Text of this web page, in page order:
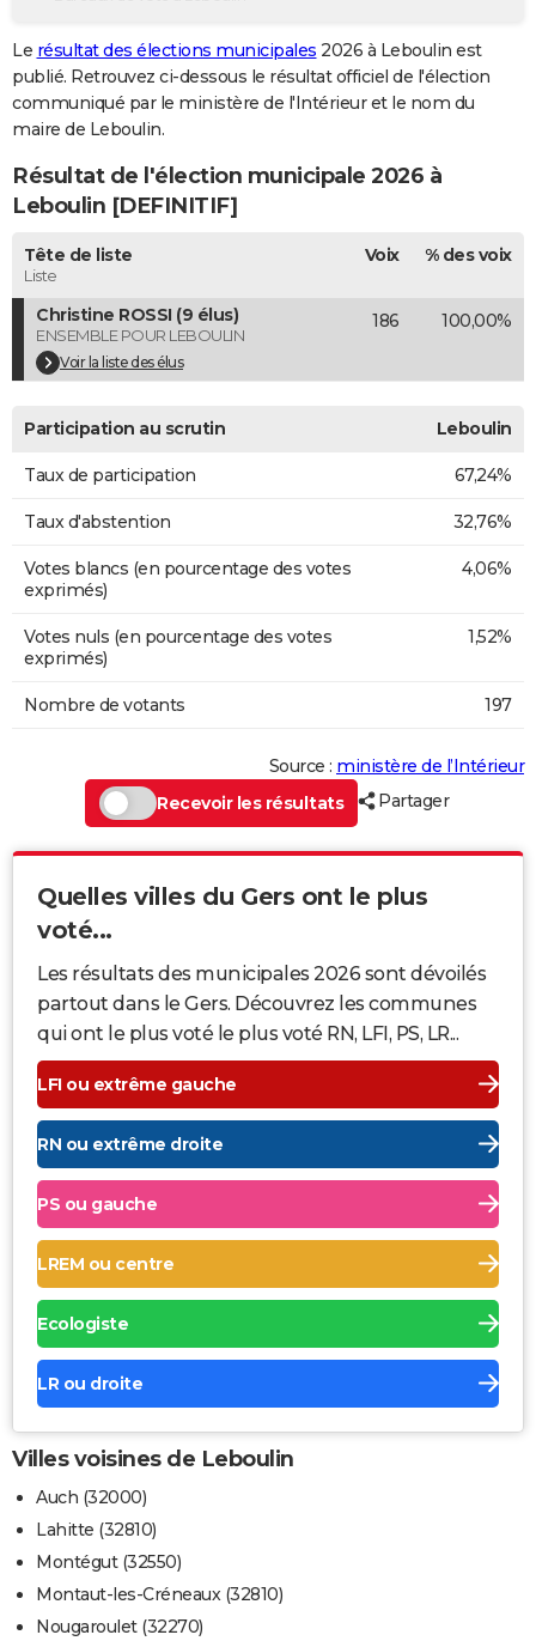
GUIDES D'ACHAT
BONS PLANS
CARTE DE VOEUX
Carte de Noël
Carte Bonne année
Carte Saint-Valentin
Carte Pâques
Carte d'anniversaire
DICTIONNAIRE
Dictionnaire
Biographies
Citations
Expressions
Proverbes
PROGRAMME TV
COPAINS D'AVANT
S'inscrire
Se connecter
Lycées
Collèges
Primaires
Universités
Entreprises
Service militaire
Avis de recherche
AVIS DE DÉCÈS
FORUM
Le résultat des élections municipales 2026 à Leboulin est
publié. Retrouvez ci-dessous le résultat officiel de l'élection
communiqué par le ministère de l'Intérieur et le nom du
maire de Leboulin.
Résultat de l'élection municipale 2026 à
Leboulin [DEFINITIF]
Tête de liste
Liste
Voix % des voix
Christine ROSSI (9 élus)
ENSEMBLE POUR LEBOULIN
Voir la liste des élus
186 100,00%
Participation au scrutin Leboulin
Taux de participation 67,24%
Taux d'abstention 32,76%
Votes blancs (en pourcentage des votes
exprimés)
4,06%
Votes nuls (en pourcentage des votes
exprimés)
1,52%
Nombre de votants 197
Source : ministère de l’Intérieur
Recevoir les résultats
Partager
Quelles villes du Gers ont le plus
voté...
Les résultats des municipales 2026 sont dévoilés
partout dans le Gers. Découvrez les communes
qui ont le plus voté le plus voté RN, LFI, PS, LR...
LFI ou extrême gauche
RN ou extrême droite
PS ou gauche
LREM ou centre
Ecologiste
LR ou droite
Villes voisines de Leboulin
Auch (32000)
Lahitte (32810)
Montégut (32550)
Montaut-les-Créneaux (32810)
Nougaroulet (32270)